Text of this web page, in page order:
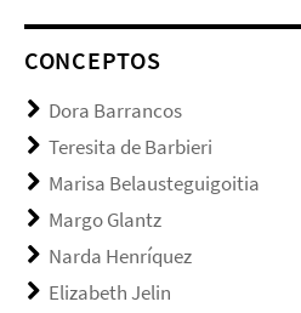
CONCEPTOS
Dora Barrancos
Teresita de Barbieri
Marisa Belausteguigoitia
Margo Glantz
Narda Henríquez
Elizabeth Jelin